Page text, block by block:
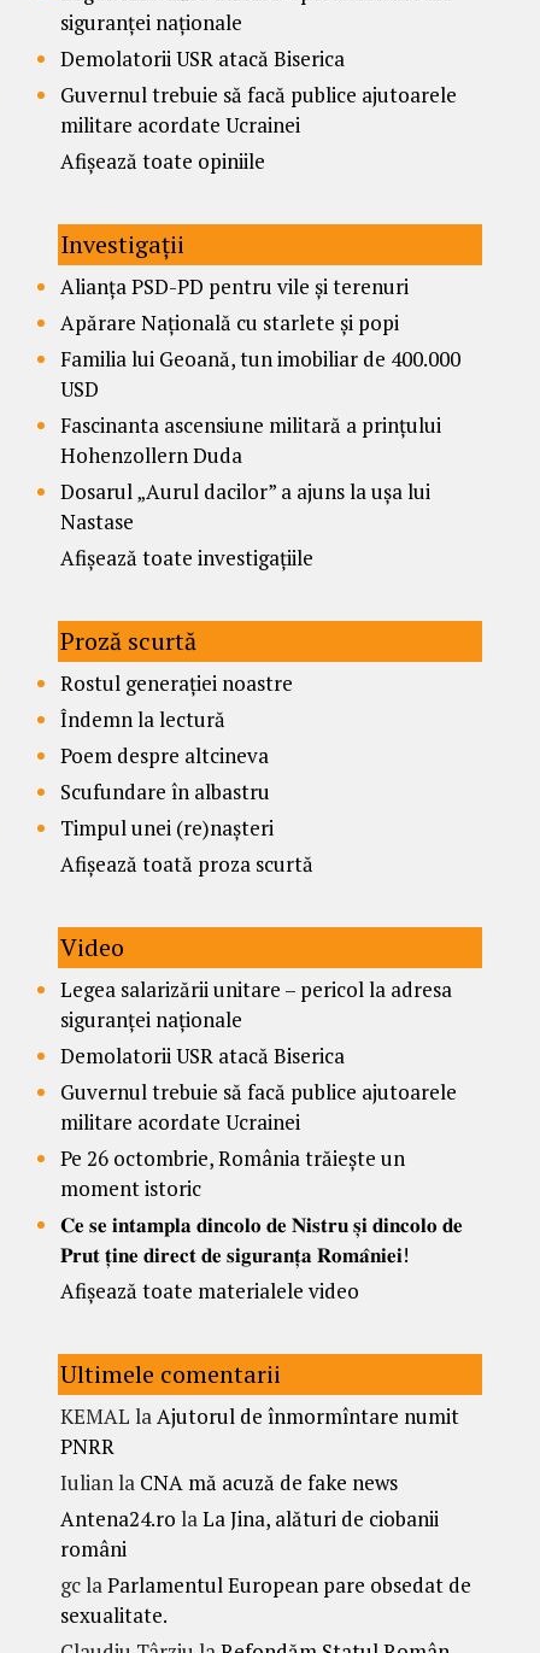
siguranței naționale
Demolatorii USR atacă Biserica
Guvernul trebuie să facă publice ajutoarele
militare acordate Ucrainei
Afișează toate opiniile
Investigații
Alianța PSD-PD pentru vile și terenuri
Apărare Națională cu starlete și popi
Familia lui Geoană, tun imobiliar de 400.000
USD
Fascinanta ascensiune militară a prințului
Hohenzollern Duda
Dosarul „Aurul dacilor” a ajuns la ușa lui
Nastase
Afișează toate investigațiile
Proză scurtă
Rostul generației noastre
Îndemn la lectură
Poem despre altcineva
Scufundare în albastru
Timpul unei (re)nașteri
Afișează toată proza scurtă
Video
Legea salarizării unitare – pericol la adresa
siguranței naționale
Demolatorii USR atacă Biserica
Guvernul trebuie să facă publice ajutoarele
militare acordate Ucrainei
Pe 26 octombrie, România trăiește un
moment istoric
𝐂𝐞 𝐬𝐞 𝐢𝐧𝐭𝐚𝐦𝐩𝐥𝐚 𝐝𝐢𝐧𝐜𝐨𝐥𝐨 𝐝𝐞 𝐍𝐢𝐬𝐭𝐫𝐮 𝐬̦𝐢 𝐝𝐢𝐧𝐜𝐨𝐥𝐨 𝐝𝐞
𝐏𝐫𝐮𝐭 𝐭̦𝐢𝐧𝐞 𝐝𝐢𝐫𝐞𝐜𝐭 𝐝𝐞 𝐬𝐢𝐠𝐮𝐫𝐚𝐧𝐭̦𝐚 𝐑𝐨𝐦𝐚̂𝐧𝐢𝐞𝐢!
Afișează toate materialele video
Ultimele comentarii
KEMAL la Ajutorul de înmormîntare numit
PNRR
Iulian la CNA mă acuză de fake news
Antena24.ro la La Jina, alături de ciobanii
români
gcla Parlamentul European pare obsedat de
sexualitate.